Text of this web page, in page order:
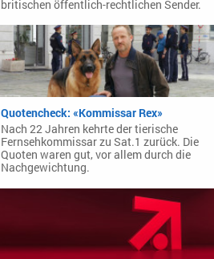
britischen öffentlich-rechtlichen Sender.
Quotencheck: «Kommissar Rex»
Nach 22 Jahren kehrte der tierische
Fernsehkommissar zu Sat.1 zurück. Die
Quoten waren gut, vor allem durch die
Nachgewichtung.